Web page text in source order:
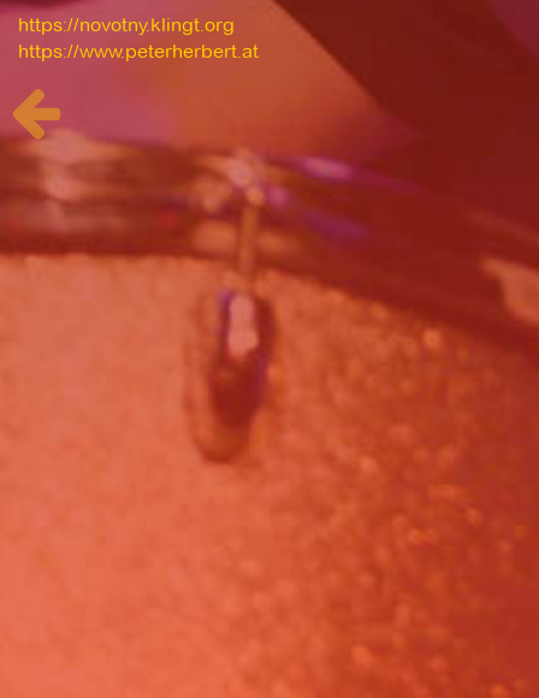
https://novotny.klingt.org
https://www.peterherbert.at